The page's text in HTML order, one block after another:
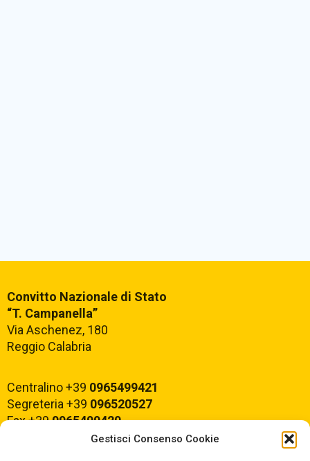
Gestisci Consenso Cookie
Convitto Nazionale di Stato
“T. Campanella”
Via Aschenez, 180
Reggio Calabria
Centralino +39 0965499421
Segreteria +39 096520527
Fax +390965499420